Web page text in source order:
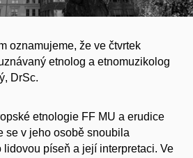
oznamujeme, že ve čtvrtek
etnolog a etnomuzikolog
DrSc.
etnologie FF MU a erudice
se v jeho osobě snoubila
lidovou píseň a její interpretaci. Ve